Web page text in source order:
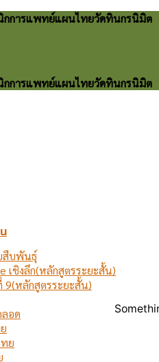
การแพทย์แผนไทยวัดทินกรนิมิต
การแพทย์แผนไทยวัดทินกรนิมิต
สืบพันธุ์
เชิงลึก(หลักสูตรระยะสั้น)
หลักสูตรระยะสั้น)
อด
ย